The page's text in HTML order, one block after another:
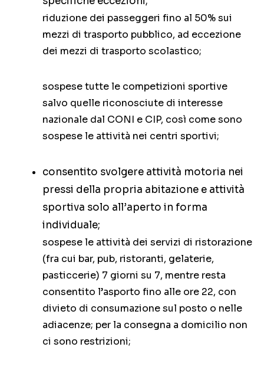
riduzione dei passeggeri fino al 50% sui
mezzi di trasporto pubblico, ad eccezione
dei mezzi di trasporto scolastico;
sospese tutte le competizioni sportive
salvo quelle riconosciute di interesse
nazionale dal CONI e CIP, così come sono
sospese le attività nei centri sportivi;
consentito svolgere attività motoria nei
pressi della propria abitazione e attività
sportiva solo all’aperto in forma
individuale;
sospese le attività dei servizi di ristorazione
(fra cui bar, pub, ristoranti, gelaterie,
pasticcerie) 7 giorni su 7, mentre resta
consentito l’asporto fino alle ore 22, con
divieto di consumazione sul posto o nelle
adiacenze; per la consegna a domicilio non
ci sono restrizioni;